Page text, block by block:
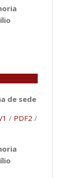
de sede
/ PDF2 /